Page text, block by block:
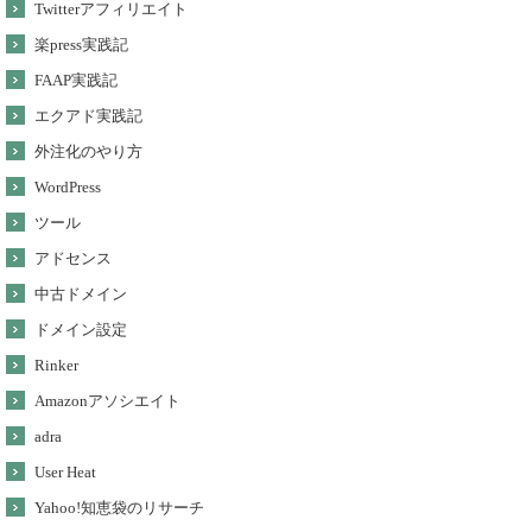
Twitterアフィリエイト
楽press実践記
FAAP実践記
エクアド実践記
外注化のやり方
WordPress
ツール
アドセンス
中古ドメイン
ドメイン設定
Rinker
Amazonアソシエイト
adra
User Heat
Yahoo!知恵袋のリサーチ